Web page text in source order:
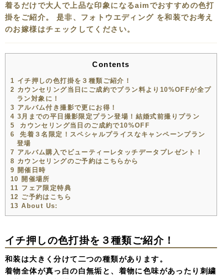
着るだけで大人で上品な印象になるaimでおすすめの色打
掛をご紹介。 是非、フォトウエディング を和装でお考え
のお嫁様はチェックしてください。
Contents
1 イチ押しの色打掛を３種類ご紹介！
2 カウンセリング当日にご成約でプラン料より10%OFFが全プ
ラン対象に！
3 アルバム付き撮影で更にお得！
4 3月までの平日撮影限定プラン登場！結婚式前撮りプラン
5 カウンセリング当日のご成約で10%OFF
6 先着３名限定！スペシャルプライスなキャンペーンプラン
登場
7 アルバム購入でビューティーレタッチデータプレゼント！
8 カウンセリングのご予約はこちらから
9 開催日時
10 開催場所
11 フェア限定特典
12 ご予約はこちら
13 About Us:
イチ押しの色打掛を３種類ご紹介！
和装は大きく分けて二つの種類があります。
着物全体が真っ白の白無垢と、着物に色味があったり刺繍